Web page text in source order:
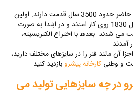
اولین ابزارهای حفاری در حال حاضر حدود 3500 سال قدمت دارند. اولین
دریل های ستونی در حدود سال 1830 روی کار امدند و در ابتدا به صورت
می شدند. بعدها با اختراع الکتریسیته،
آمدند .
آن مانند فنر را در سایزهای مختلف دارید،
و وطنی کارخانه پیشروبازدید کنید.